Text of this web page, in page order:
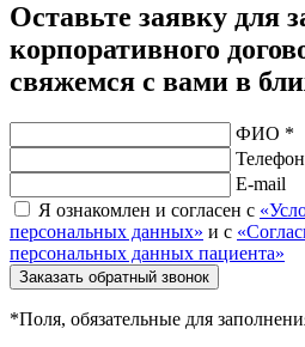
Оставьте заявку для
корпоративного
свяжемся с вами в
ФИО *
E-mail
Я ознакомлен и согласен с
персональных данных» и с
персональных данных пациента»
Заказать обратный звонок
*Поля, обязательные для